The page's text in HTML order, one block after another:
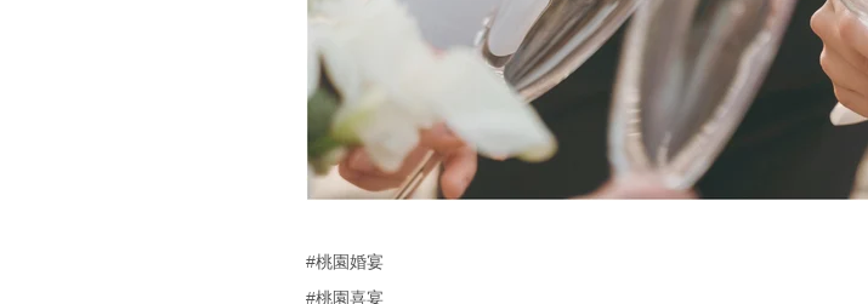
#桃園婚宴
#桃園喜宴